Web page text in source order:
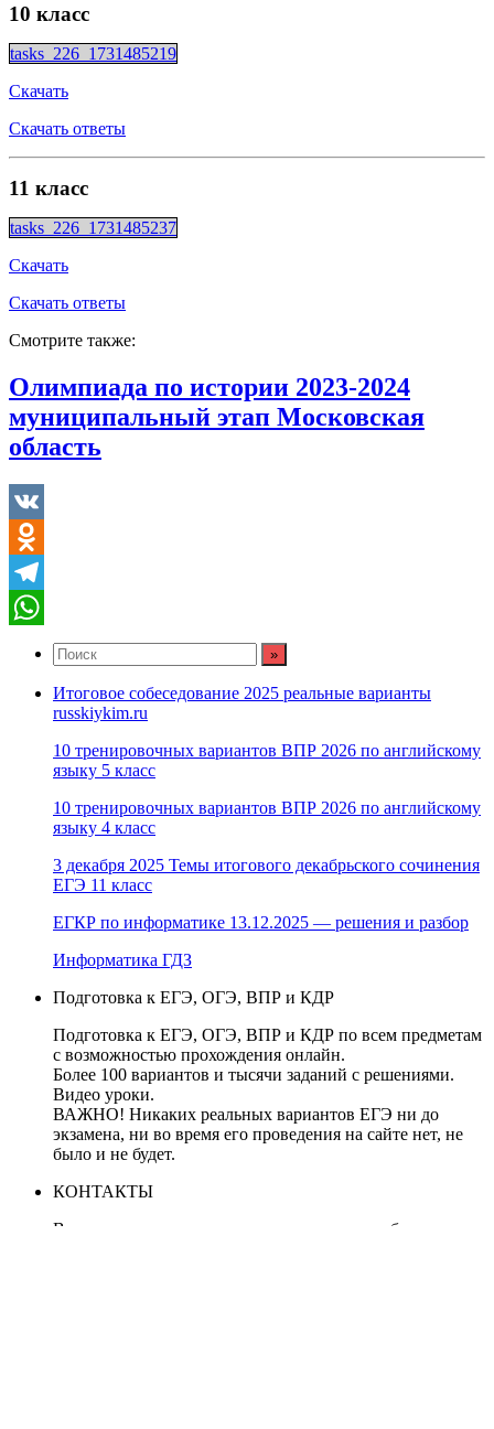
10 класс
tasks_226_1731485219
Скачать
Скачать ответы
11 класс
tasks_226_1731485237
Скачать
Скачать ответы
Смотрите также:
Олимпиада по истории 2023-2024
муниципальный этап Московская
область
VK
Odnoklassniki
Telegram
WhatsApp
Итоговое собеседование 2025 реальные варианты
russkiykim.ru
10 тренировочных вариантов ВПР 2026 по английскому
языку 5 класс
10 тренировочных вариантов ВПР 2026 по английскому
языку 4 класс
3 декабря 2025 Темы итогового декабрьского сочинения
ЕГЭ 11 класс
ЕГКР по информатике 13.12.2025 — решения и разбор
Информатика ГДЗ
Подготовка к ЕГЭ, ОГЭ, ВПР и КДР
Подготовка к ЕГЭ, ОГЭ, ВПР и КДР по всем предметам
с возможностью прохождения онлайн.
Более 100 вариантов и тысячи заданий с решениями.
Видео уроки.
ВАЖНО! Никаких реальных вариантов ЕГЭ ни до
экзамена, ни во время его проведения на сайте нет, не
было и не будет.
КОНТАКТЫ
В случае нарушения авторских прав, правообладателям